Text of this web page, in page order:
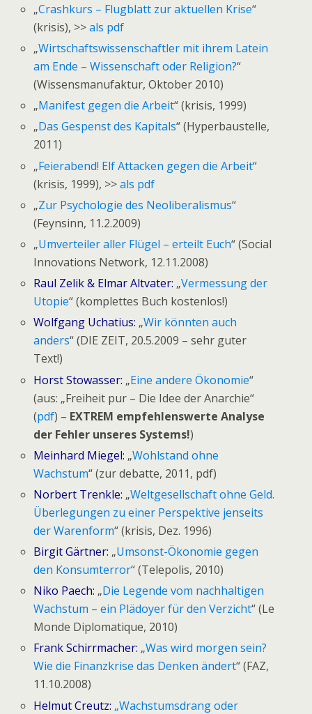
„Crashkurs – Flugblatt zur aktuellen Krise“
(krisis), >>als pdf
„Wirtschaftswissenschaftler mit ihrem Latein
am Ende – Wissenschaft oder Religion?“
(Wissensmanufaktur, Oktober 2010)
„Manifest gegen die Arbeit“ (krisis, 1999)
„Das Gespenst des Kapitals“ (Hyperbaustelle,
2011)
„Feierabend! Elf Attacken gegen die Arbeit“
(krisis, 1999), >>als pdf
„Zur Psychologie des Neoliberalismus“
(Feynsinn, 11.2.2009)
„Umverteiler aller Flügel – erteilt Euch“ (Social
Innovations Network, 12.11.2008)
Raul Zelik & Elmar Altvater: „Vermessung der
Utopie“ (komplettes Buch kostenlos!)
Wolfgang Uchatius: „Wir könnten auch
anders“ (DIE ZEIT, 20.5.2009 – sehr guter
Text!)
Horst Stowasser: „Eine andere Ökonomie“
(aus: „Freiheit pur – Die Idee der Anarchie“
(pdf) – EXTREM empfehlenswerte Analyse
der Fehler unseres Systems!)
Meinhard Miegel: „Wohlstand ohne
Wachstum“ (zur debatte, 2011, pdf)
Norbert Trenkle: „Weltgesellschaft ohne Geld.
Überlegungen zu einer Perspektive jenseits
der Warenform“ (krisis, Dez. 1996)
Birgit Gärtner: „Umsonst-Ökonomie gegen
den Konsumterror“ (Telepolis, 2010)
Niko Paech: „Die Legende vom nachhaltigen
Wachstum – ein Plädoyer für den Verzicht“ (Le
Monde Diplomatique, 2010)
Frank Schirrmacher: „Was wird morgen sein?
Wie die Finanzkrise das Denken ändert“ (FAZ,
11.10.2008)
Helmut Creutz: „Wachstumsdrang oder